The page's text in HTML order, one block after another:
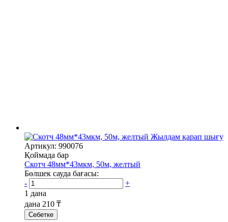
Жылдам қарап шығу
Артикул: 990076
Қоймада бар
Скотч 48мм*43мкм, 50м, желтый
Бөлшек сауда бағасы:
-
+
1 дана
дана 210 ₸
Себетке